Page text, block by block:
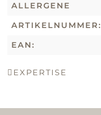
ALLERGENE
ARTIKELNUMMER:
EAN:
EXPERTISE